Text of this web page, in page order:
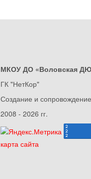
МКОУ ДО «Воловская
ГК "НетКор"
Создание и
2008 - 2026 гг.
карта сайта